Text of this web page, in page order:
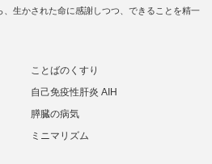
、生かされた命に感謝しつつ、できることを精一
ことばのくすり
自己免疫性肝炎 AIH
膵臓の病気
ミニマリズム